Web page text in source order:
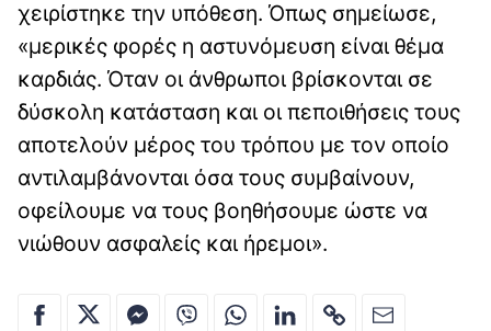
χειρίστηκε την υπόθεση. Όπως σημείωσε,
«μερικές φορές η αστυνόμευση είναι θέμα
καρδιάς. Όταν οι άνθρωποι βρίσκονται σε
δύσκολη κατάσταση και οι πεποιθήσεις τους
αποτελούν μέρος του τρόπου με τον οποίο
αντιλαμβάνονται όσα τους συμβαίνουν,
οφείλουμε να τους βοηθήσουμε ώστε να
νιώθουν ασφαλείς και ήρεμοι».